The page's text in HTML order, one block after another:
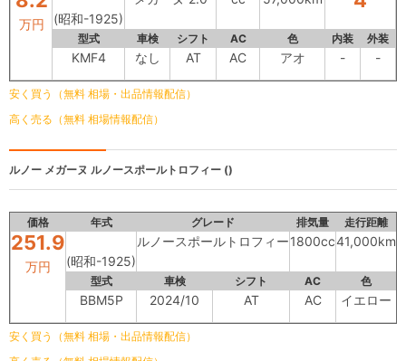
万円 (昭和-1925)
型式 車検 シフト AC 色 内装 外装
KMF4 なし AT AC アオ - -
安く買う（無料 相場・出品情報配信）
高く売る（無料 相場情報配信）
ルノー メガーヌ ルノースポールトロフィー ()
価格 年式 グレード 排気量 走行距離
251.9
万円 (昭和-1925)
ルノースポールトロフィー1800cc41,000km
型式 車検 シフト AC 色
BBM5P 2024/10 AT AC イエロー
安く買う（無料 相場・出品情報配信）